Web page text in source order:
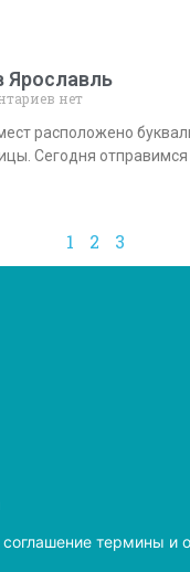
Ярославль
нет
расположено
Сегодня
1 2 3
соглашение термины и